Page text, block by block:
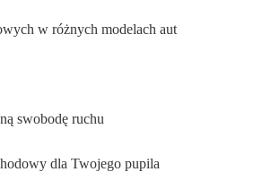
w różnych modelach aut
swobodę ruchu
dla Twojego pupila